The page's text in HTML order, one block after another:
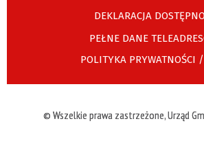
DEKLARACJA
PEŁNE DANE
POLITYKA PRYWATNOŚCI
© Wszelkie prawa zastrzeżone, Urząd